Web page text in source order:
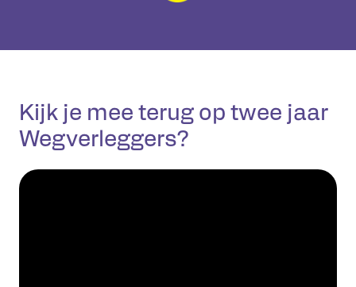
Kijk je mee terug op twee jaar
Wegverleggers?